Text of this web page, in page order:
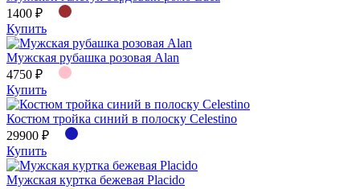
1400 ₽
Купить
Мужская рубашка розовая Alan
4750 ₽
Купить
Костюм тройка синий в полоску Celestino
29900 ₽
Купить
Мужская куртка бежевая Placido